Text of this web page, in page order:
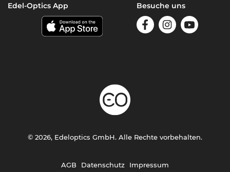
Edel-Optics App Besuche uns
AGB Datenschutz Impressum
© 2026, Edeloptics GmbH. Alle Rechte vorbehalten.